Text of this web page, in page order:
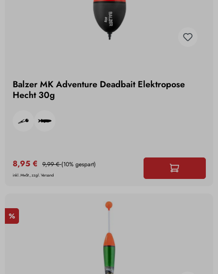
Balzer MK Adventure Deadbait Elektropose
Hecht 30g
8,95 € 9,99 €(10% gespart)
inkl. MwSt., zzgl. Versand
%